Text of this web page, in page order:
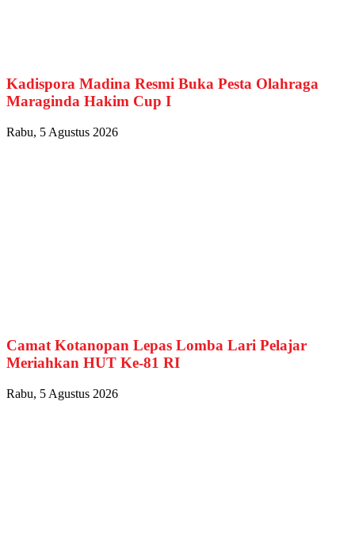
Kadispora Madina Resmi Buka Pesta Olahraga
Maraginda Hakim Cup I
Rabu, 5 Agustus 2026
Camat Kotanopan Lepas Lomba Lari Pelajar
Meriahkan HUT Ke-81 RI
Rabu, 5 Agustus 2026